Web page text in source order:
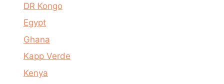
DR Kongo
Egypt
Ghana
Kapp Verde
Kenya